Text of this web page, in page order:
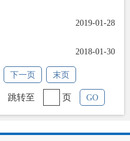
2019-01-28
2018-01-30
下一页 末页
跳转至 页 GO